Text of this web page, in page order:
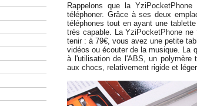
Rappelons que la
téléphoner. Grâce à ses deux
téléphones tout en ayant une
très capable. La YziPocketPhone
tenir : à 79€, vous avez une petite
vidéos ou écouter de la musique. La
à l'utilisation de l'ABS, un polymère
aux chocs, relativement rigide et